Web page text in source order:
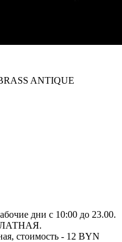
ANTIQUE
дни с 10:00 до 23.00.
стоимость - 12 BYN